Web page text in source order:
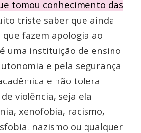
tomou conhecimento das
triste saber que ainda
que fazem apologia ao
é uma instituição de ensino
e pela segurança
e não tolera
violência, seja ela
xenofobia, racismo,
nazismo ou qualquer